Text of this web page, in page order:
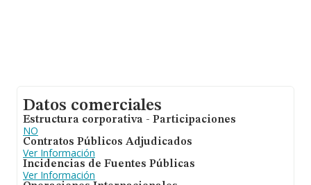
Datos comerciales
Estructura corporativa - Participaciones
NO
Contratos Públicos Adjudicados
Ver Información
Incidencias de Fuentes Públicas
Ver Información